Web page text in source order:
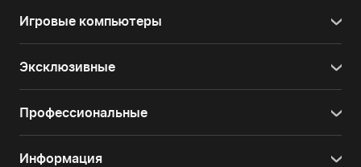
Игровые компьютеры
Эксклюзивные
Профессиональные
Информация